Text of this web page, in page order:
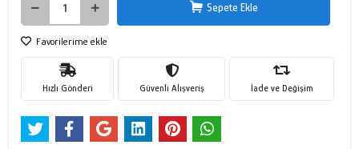
Sepete Ekle
Favorilerime ekle
Hızlı Gönderi Güvenli Alışveriş İade ve Değişim